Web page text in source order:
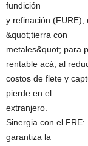
fundición
y refinación
&quot;tierra con
metales&quot; para
rentable acá, al
costos de flete y
pierde en el
extranjero.
Sinergia con el
garantiza la